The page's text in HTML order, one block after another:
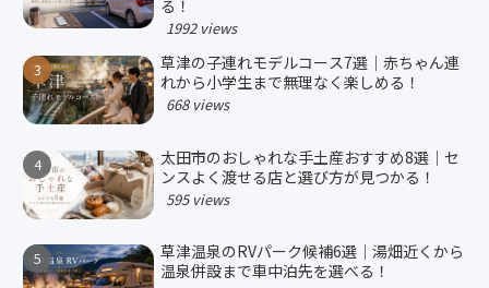
る！
1992 views
草津の子連れモデルコース7選｜赤ちゃん連
れから小学生まで無理なく楽しめる！
668 views
太田市のおしゃれな手土産おすすめ8選｜セ
ンスよく渡せる店と選び方が見つかる！
595 views
草津温泉のRVパーク候補6選｜湯畑近くから
温泉併設まで車中泊先を選べる！